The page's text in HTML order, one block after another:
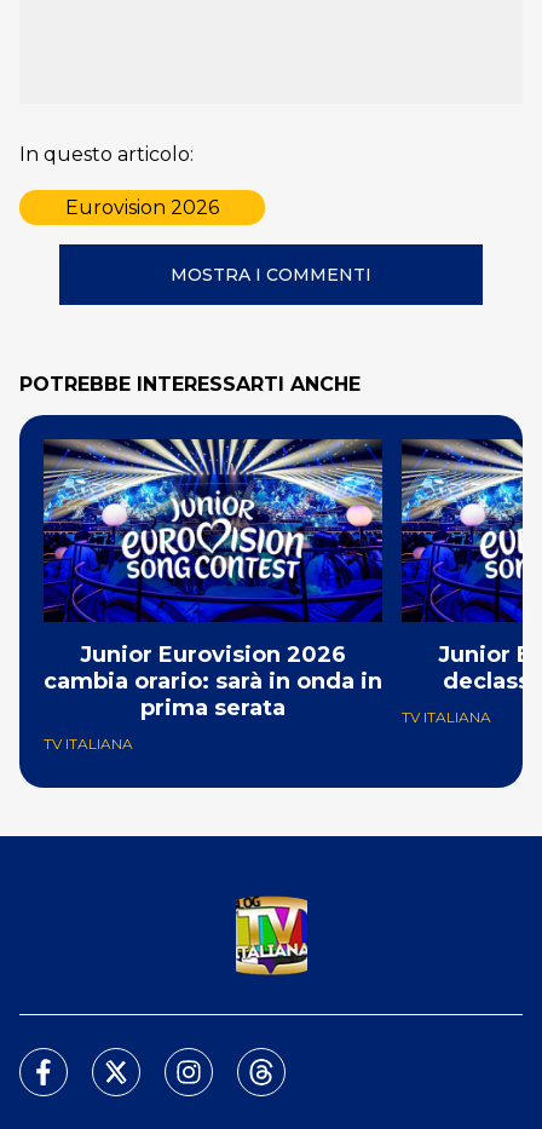
In questo articolo:
Eurovision 2026
MOSTRA I COMMENTI
POTREBBE INTERESSARTI ANCHE
Junior Eurovision 2026
cambia orario: sarà in onda in
prima serata
TV ITALIANA
Junior
TV ITALIANA